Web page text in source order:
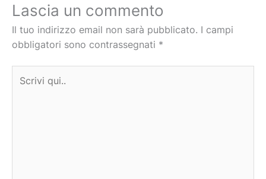
Lascia un commento
Il tuo indirizzo email non sarà pubblicato. I campi
obbligatori sono contrassegnati *
qui..